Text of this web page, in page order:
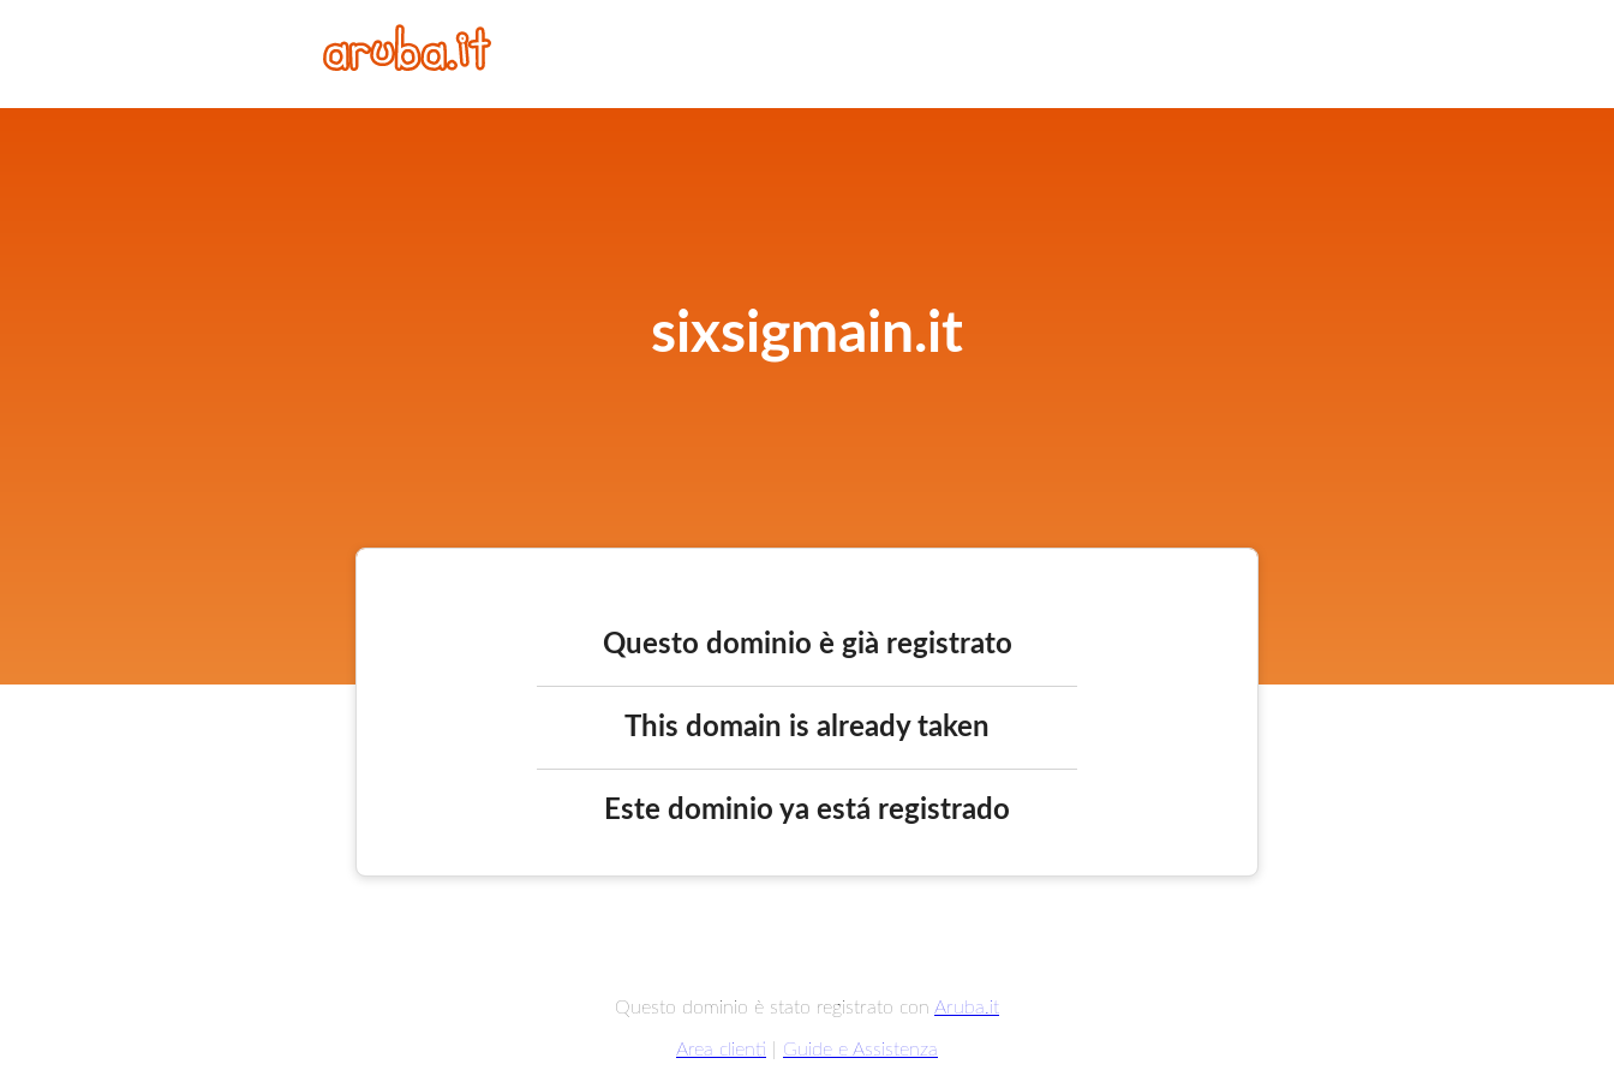
sixsigmain.it
Questo dominio è già registrato
This domain is already taken
Este dominio ya está registrado
Questo dominio è stato registrato con Aruba.it
Area clienti Guide e Assistenza